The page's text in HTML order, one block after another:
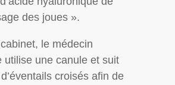
des joues ».
le médecin
utilise une canule et suit
croisés afin de